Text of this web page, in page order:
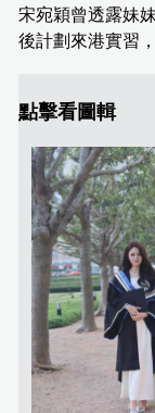
宋宛穎曾透露妹
後計劃來港實習
點擊看圖輯